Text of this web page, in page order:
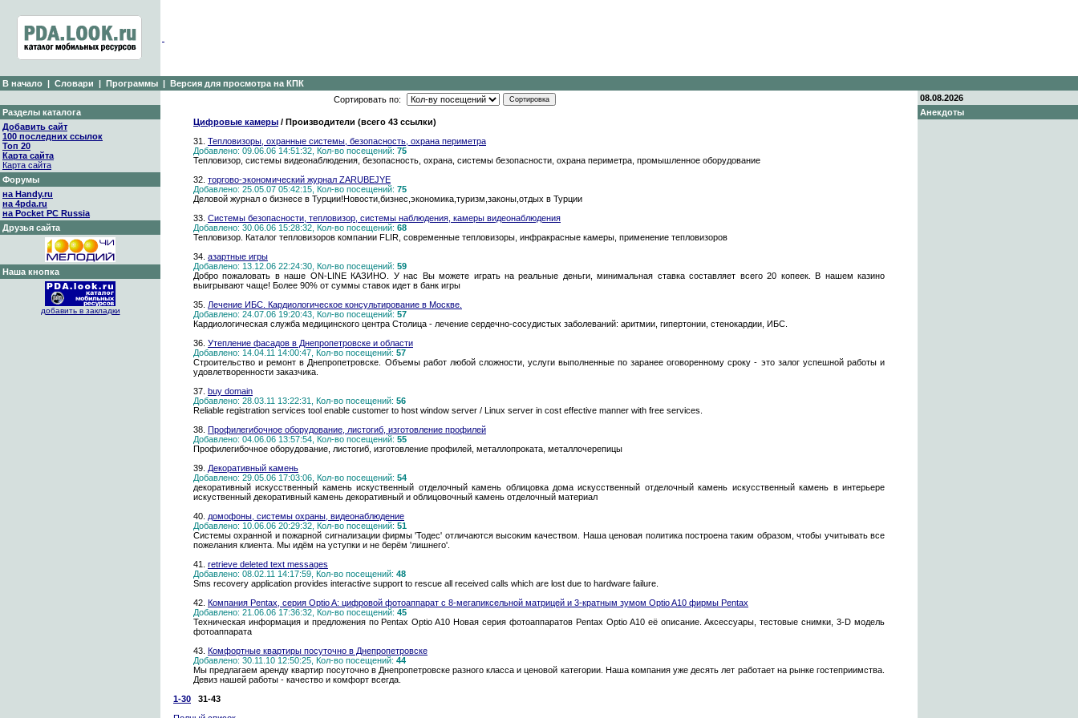
В начало | Словари | Программы | Версия для просмотра на КПК
Разделы каталога
Добавить сайт
100 последних ссылок
Топ 20
Карта сайта
Карта сайта
Форумы
на Handy.ru
на 4pda.ru
на Pocket PC Russia
Друзья сайта
Наша кнопка
добавить в закладки
Сортировать по:
Цифровые камеры / Производители (всего 43 ссылки)
31. Тепловизоры, охранные системы, безопасность, охрана периметра
Добавлено: 09.06.06 14:51:32, Кол-во посещений: 75
Тепловизор, системы видеонаблюдения, безопасность, охрана, системы безопасности, охрана периметра, промышленное оборудование
32. торгово-экономический журнал ZARUBEJYE
Добавлено: 25.05.07 05:42:15, Кол-во посещений: 75
Деловой журнал о бизнесе в Турции!Новости,бизнес,экономика,туризм,законы,отдых в Турции
33. Системы безопасности, тепловизор, системы наблюдения, камеры видеонаблюдения
Добавлено: 30.06.06 15:28:32, Кол-во посещений: 68
Тепловизор. Каталог тепловизоров компании FLIR, современные тепловизоры, инфракрасные камеры, применение тепловизоров
34. азартные игры
Добавлено: 13.12.06 22:24:30, Кол-во посещений: 59
Добро пожаловать в наше ON-LINE КАЗИНО. У нас Вы можете играть на реальные деньги, минимальная ставка составляет всего 20 копеек. В нашем казино
выигрывают чаще! Более 90% от суммы ставок идет в банк игры
35. Лечение ИБС. Кардиологическое консультирование в Москве.
Добавлено: 24.07.06 19:20:43, Кол-во посещений: 57
Кардиологическая служба медицинского центра Столица - лечение сердечно-сосудистых заболеваний: аритмии, гипертонии, стенокардии, ИБС.
36. Утепление фасадов в Днепропетровске и области
Добавлено: 14.04.11 14:00:47, Кол-во посещений: 57
Строительство и ремонт в Днепропетровске. Объемы работ любой сложности, услуги выполненные по заранее оговоренному сроку - это залог успешной работы и
удовлетворенности заказчика.
37. buy domain
Добавлено: 28.03.11 13:22:31, Кол-во посещений: 56
Reliable registration services tool enable customer to host window server / Linux server in cost effective manner with free services.
38. Профилегибочное оборудование, листогиб, изготовление профилей
Добавлено: 04.06.06 13:57:54, Кол-во посещений: 55
Профилегибочное оборудование, листогиб, изготовление профилей, металлопроката, металлочерепицы
39. Декоративный камень
Добавлено: 29.05.06 17:03:06, Кол-во посещений: 54
декоративный искусственный камень искуственный отделочный камень облицовка дома искусственный отделочный камень искусственный камень в интерьере
искуственный декоративный камень декоративный и облицовочный камень отделочный материал
40. домофоны, системы охраны, видеонаблюдение
Добавлено: 10.06.06 20:29:32, Кол-во посещений: 51
Системы охранной и пожарной сигнализации фирмы 'Тодес' отличаются высоким качеством. Наша ценовая политика построена таким образом, чтобы учитывать все
пожелания клиента. Мы идём на уступки и не берём 'лишнего'.
41. retrieve deleted text messages
Добавлено: 08.02.11 14:17:59, Кол-во посещений: 48
Sms recovery application provides interactive support to rescue all received calls which are lost due to hardware failure.
42. Компания Pentax, серия Optio A: цифровой фотоаппарат с 8-мегапиксельной матрицей и 3-кратным зумом Optio A10 фирмы Pentax
Добавлено: 21.06.06 17:36:32, Кол-во посещений: 45
Техническая информация и предложения по Pentax Optio A10 Новая серия фотоаппаратов Pentax Optio A10 её описание. Аксессуары, тестовые снимки, 3-D модель
фотоаппарата
43. Комфортные квартиры посуточно в Днепропетровске
Добавлено: 30.11.10 12:50:25, Кол-во посещений: 44
Мы предлагаем аренду квартир посуточно в Днепропетровске разного класса и ценовой категории. Наша компания уже десять лет работает на рынке гостеприимства.
Девиз нашей работы - качество и комфорт всегда.
1-30
31-43
08.08.2026
Анекдоты